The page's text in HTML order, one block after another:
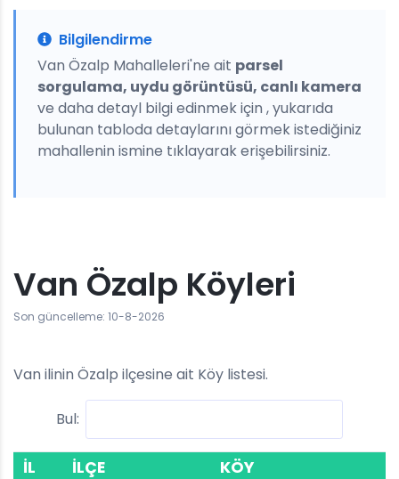
Bilgilendirme
Van Özalp Mahalleleri'ne ait parsel
sorgulama, uydu görüntüsü, canlı kamera
ve daha detayl bilgi edinmek için , yukarıda
bulunan tabloda detaylarını görmek istediğiniz
mahallenin ismine tıklayarak erişebilirsiniz.
Van Özalp Köyleri
Son güncelleme: 10-8-2026
Van ilinin Özalp ilçesine ait Köy listesi.
Bul:
İL İLÇE KÖY